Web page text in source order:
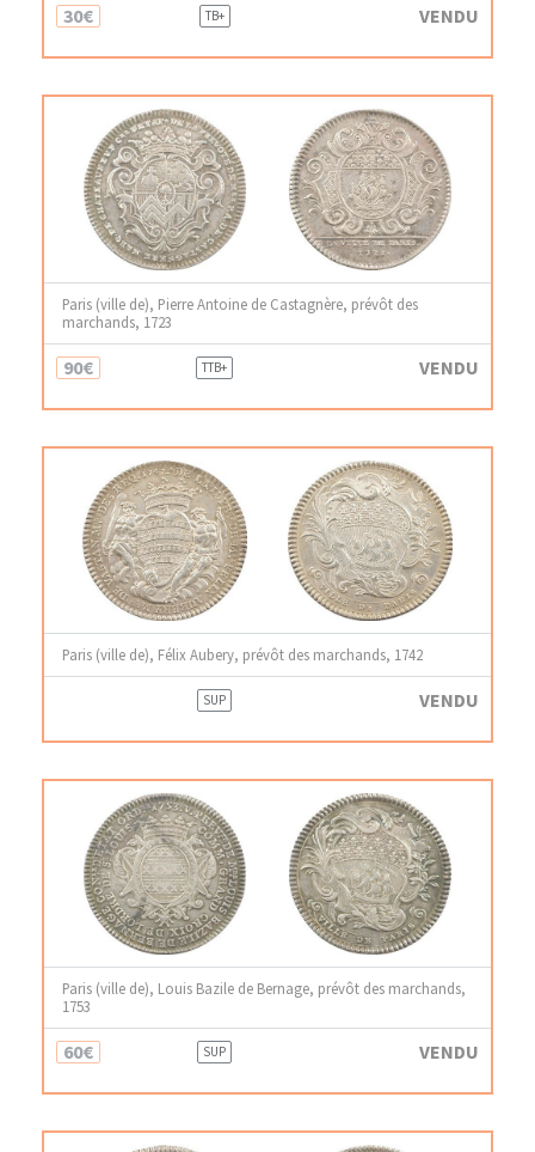
30€ TB+ VENDU
Paris (ville de), Pierre Antoine de Castagnère, prévôt des
marchands, 1723
90€ TTB+ VENDU
Paris (ville de), Félix Aubery, prévôt des marchands, 1742
SUP VENDU
Paris (ville de), Louis Bazile de Bernage, prévôt des marchands,
1753
60€ SUP VENDU